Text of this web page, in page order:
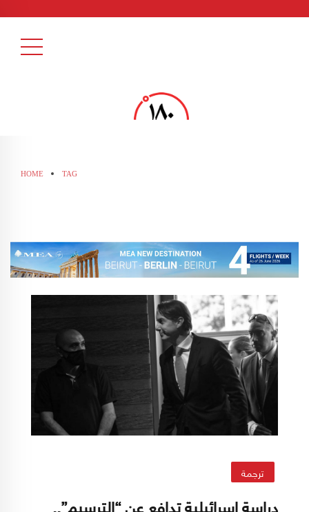
HOME TAG
ترجمة
دراسة إسرائيلية تدافع عن “الترسيم”..